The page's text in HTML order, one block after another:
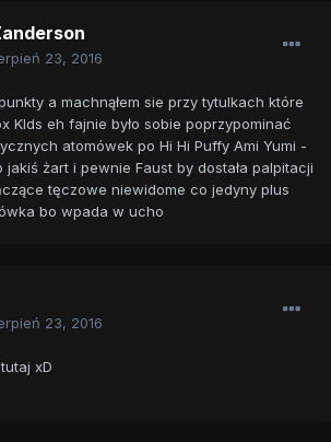
23, 2016
a machnąłem sie przy tytulkach które
KIds eh fajnie było sobie poprzypominać
atomówek po Hi Hi Puffy Ami Yumi -
żart i pewnie Faust by dostała palpitacji
tęczowe niewidome co jedyny plus
bo wpada w ucho
23, 2016
xD